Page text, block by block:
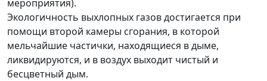
мероприятия).
Экологичность выхлопных газовдостигается при
помощи второй камеры сгорания, в которой
мельчайшие частички, находящиеся в дыме,
ликвидируются, и в воздух выходит чистый и
бесцветный дым.